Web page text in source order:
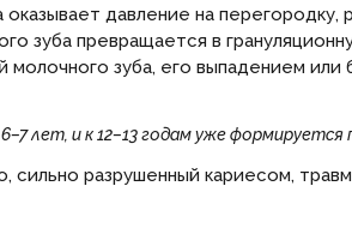
давление на
зуба превращается в
зуба, его выпадением
лет, и к 12–13 годам уже
разрушенный кариесом,